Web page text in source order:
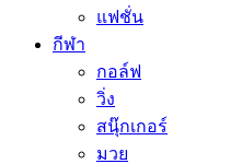
แฟชั่น
กีฬา
กอล์ฟ
วิ่ง
สนุ๊กเกอร์
มวย